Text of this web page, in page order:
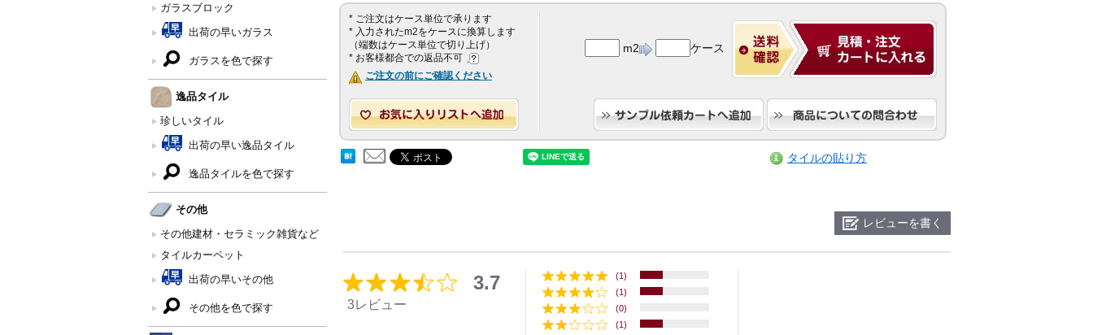
ガラスブロック
出荷の早いガラス
ガラスを色で探す
逸品タイル
珍しいタイル
出荷の早い逸品タイル
逸品タイルを色で探す
その他
その他建材・セラミック雑貨など
タイルカーペット
出荷の早いその他
その他を色で探す
* ご注文はケース単位で承ります
* 入力されたm2をケースに換算します
（端数はケース単位で切り上げ）
* お客様都合での返品不可
ご注文の前にご確認ください
m2 ケース
タイルの貼り方
レビューを書く
3.7
3レビュー
(1)
(1)
(0)
(1)